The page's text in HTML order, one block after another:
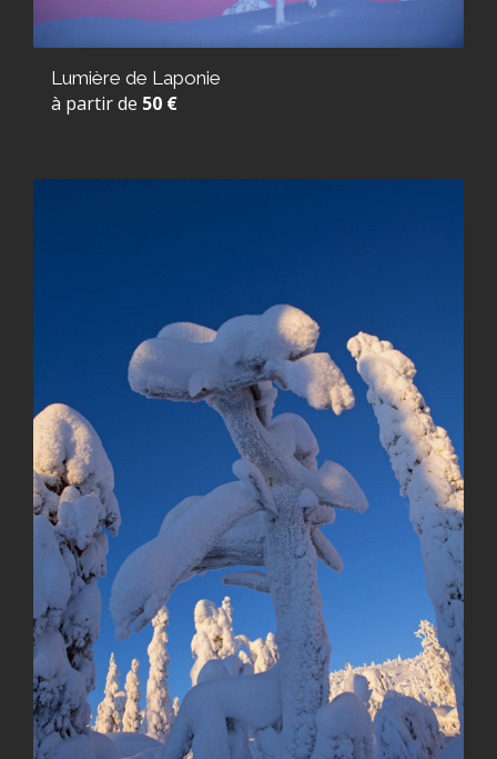
Lumière de Laponie
à partir de 50 €